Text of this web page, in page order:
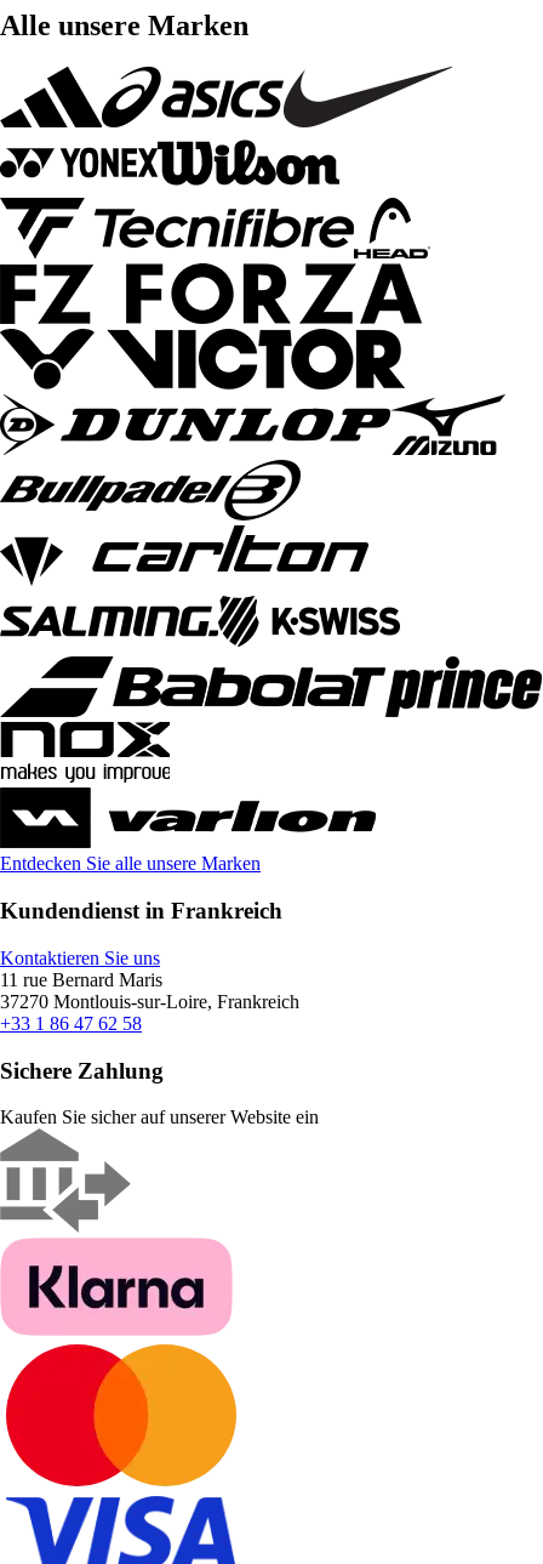
Alle unsere Marken
Entdecken Sie alle unsere Marken
Kundendienst in Frankreich
Kontaktieren Sie uns
11 rue Bernard Maris
37270 Montlouis-sur-Loire, Frankreich
+33 1 86 47 62 58
Sichere Zahlung
Kaufen Sie sicher auf unserer Website ein